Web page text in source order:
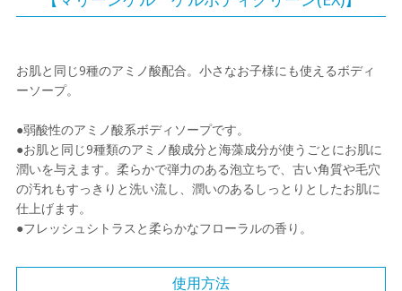
お肌と同じ9種のアミノ酸配合。小さなお子様にも使えるボディ
ーソープ。
●弱酸性のアミノ酸系ボディソープです。
●お肌と同じ9種類のアミノ酸成分と海藻成分が使うごとにお肌に
潤いを与えます。柔らかで弾力のある泡立ちで、古い角質や毛穴
の汚れもすっきりと洗い流し、潤いのあるしっとりとしたお肌に
仕上げます。
●フレッシュシトラスと柔らかなフローラルの香り。
使用方法